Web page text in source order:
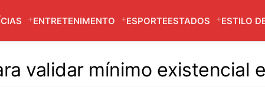
ENTRETENIMENTO ESPORTEESTADOS ESTILO
validar mínimo existencial